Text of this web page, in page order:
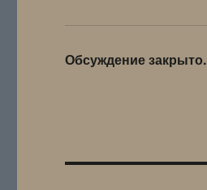
Обсуждение закрыто.